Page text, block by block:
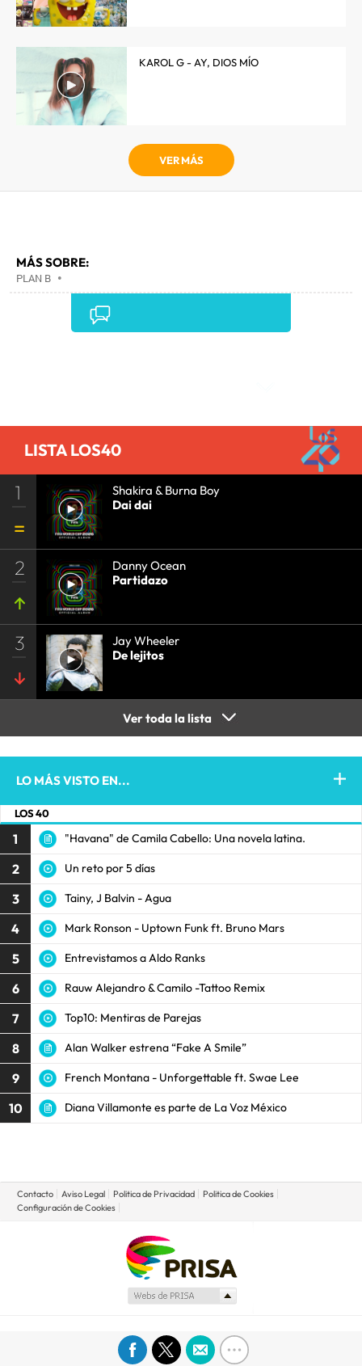
KAROL G - AY, DIOS MÍO
VER MÁS
MÁS SOBRE:
PLAN B •
LISTA LOS40
1
Shakira & Burna Boy
Dai dai
2
Danny Ocean
Partidazo
3
Jay Wheeler
De lejitos
Ver toda la lista
LO MÁS VISTO EN...
LOS 40
1 "Havana" de Camila Cabello: Una novela latina.
2 Un reto por 5 días
3 Tainy, J Balvin - Agua
4 Mark Ronson - Uptown Funk ft. Bruno Mars
5 Entrevistamos a Aldo Ranks
6 Rauw Alejandro & Camilo -Tattoo Remix
7 Top10: Mentiras de Parejas
8 Alan Walker estrena “Fake A Smile”
9 French Montana - Unforgettable ft. Swae Lee
10 Diana Villamonte es parte de La Voz México
Contacto Aviso Legal Politica de Privacidad
Politica de Cookies
Configuración de Cookies